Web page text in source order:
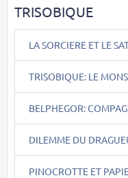
TRISOBIQUE
LA SORCIERE ET LE
TRISOBIQUE: LE
BELPHEGOR:
DILEMME DU
PINOCROTTE ET